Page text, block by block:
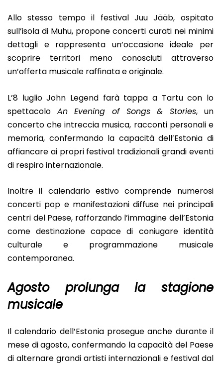
Allo stesso tempo il festival Juu Jääb, ospitato
sull’isola di Muhu, propone concerti curati nei minimi
dettagli e rappresenta un’occasione ideale per
scoprire territori meno conosciuti attraverso
un’offerta musicale raffinata e originale.
L’8 luglio John Legend farà tappa a Tartu con lo
spettacolo An Evening of Songs & Stories, un
concerto che intreccia musica, racconti personali e
memoria, confermando la capacità dell’Estonia di
affiancare ai propri festival tradizionali grandi eventi
di respiro internazionale.
Inoltre il calendario estivo comprende numerosi
concerti pop e manifestazioni diffuse nei principali
centri del Paese, rafforzando l’immagine dell’Estonia
come destinazione capace di coniugare identità
culturale e programmazione musicale
contemporanea.
Agosto prolunga la stagione
musicale
Il calendario dell’Estonia prosegue anche durante il
mese di agosto, confermando la capacità del Paese
di alternare grandi artisti internazionali e festival dal